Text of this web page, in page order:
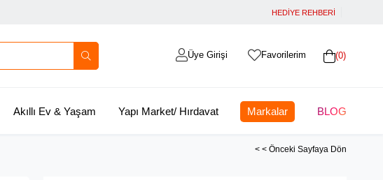
HEDİYE REHBERİ
0
Favorilerim
Üye Girişi
Akıllı Ev & Yaşam Yapı Market/ Hırdavat Markalar BLOG
< < Önceki Sayfaya Dön